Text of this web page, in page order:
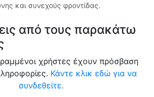
και συνεχούς φροντίδας.
από τους παρακάτω
χρήστες έχουν πρόσβαση
Κάντε κλικ εδώ για να
συνδεθείτε.